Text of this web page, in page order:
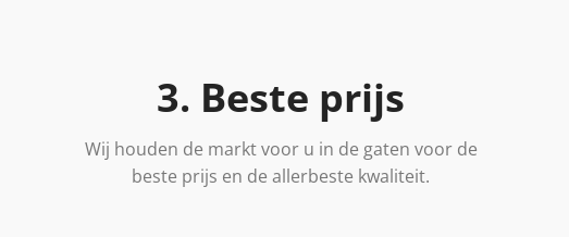
3. Beste prijs
Wij houden de markt voor u in de gaten voor de
beste prijs en de allerbeste kwaliteit.